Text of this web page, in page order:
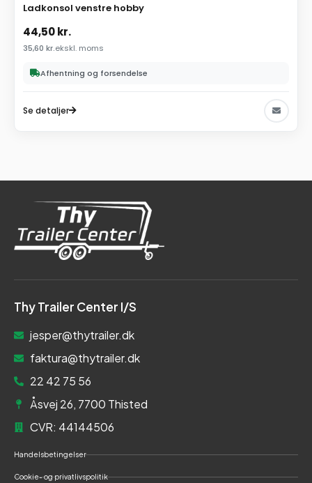
Ladkonsol venstre hobby
44,50kr.
35,60 kr.ekskl. moms
Afhentning og forsendelse
Se detaljer
Thy Trailer Center I/S
jesper@thytrailer.dk
faktura@thytrailer.dk
22 42 75 56
Åsvej 26, 7700 Thisted
CVR: 44144506
Handelsbetingelser
Cookie- og privatlivspolitik